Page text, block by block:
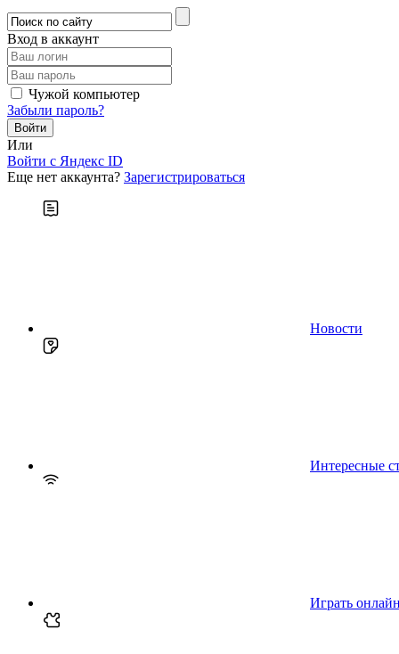
Вход в аккаунт
Чужой компьютер
Забыли пароль?
Или
Войти c Яндекс ID
Еще нет аккаунта? Зарегистрироваться
Новости
Интересные
Играть онлайн